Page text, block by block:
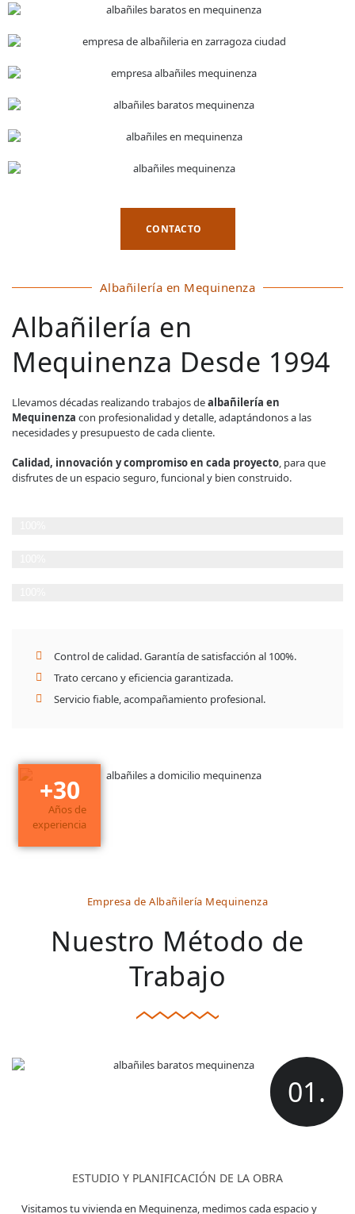
CONTACTO
Albañilería en Mequinenza
Albañilería en
Mequinenza Desde 1994
Llevamos décadas realizando trabajos dealbañilería en
Mequinenza con profesionalidad y detalle, adaptándonos a las
necesidades y presupuesto de cada cliente.
Calidad, innovación y compromiso en cada proyecto, para que
disfrutes de un espacio seguro, funcional y bien construido.
Control de calidad. Garantía de satisfacción al 100%.
Trato cercano y eficiencia garantizada.
Servicio fiable, acompañamiento profesional.
+30
Años de
experiencia
Empresa de Albañilería Mequinenza
Nuestro Método de
Trabajo
01.
ESTUDIO Y PLANIFICACIÓN DE LA OBRA
Visitamos tu vivienda en Mequinenza, medimos cada espacio y